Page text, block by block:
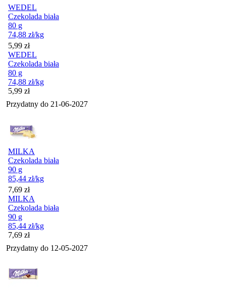
WEDEL
Czekolada biała
80 g
74,88 zł/kg
Cena
5,99 zł
WEDEL
Czekolada biała
80 g
74,88 zł/kg
Cena
5,99 zł
Przydatny do 21-06-2027
MILKA
Czekolada biała
90 g
85,44 zł/kg
Cena
7,69 zł
MILKA
Czekolada biała
90 g
85,44 zł/kg
Cena
7,69 zł
Przydatny do 12-05-2027